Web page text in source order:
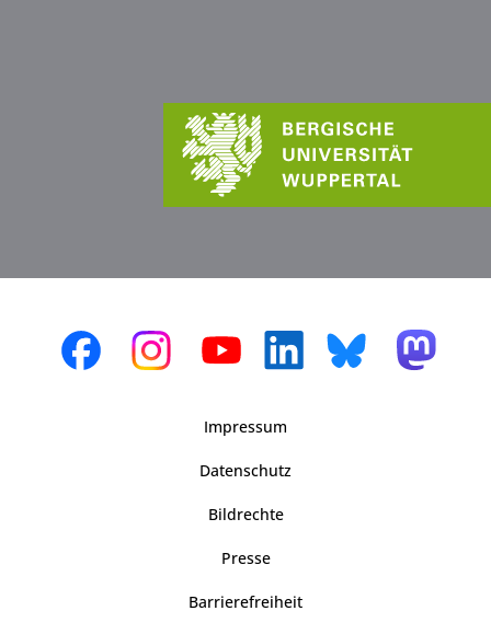
Impressum
Datenschutz
Bildrechte
Presse
Barrierefreiheit